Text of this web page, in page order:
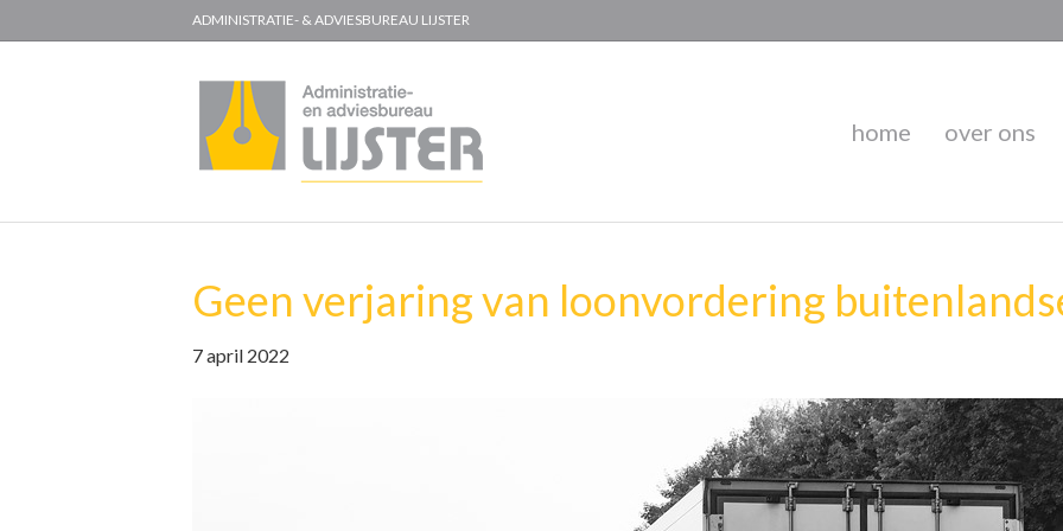
ADMINISTRATIE- & ADVIESBUREAU LIJSTER
home over ons
Geen verjaring van loonvordering
7 april 2022